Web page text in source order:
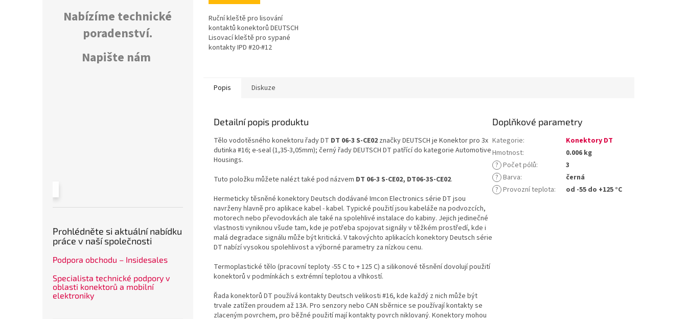
Nabízíme technické
poradenství.
Napište nám
Prohlédněte si aktuální nabídku
práce v naší společnosti
Podpora obchodu – Insidesales
Specialista technické podpory v
oblasti konektorů a mobilní
elektroniky
Ruční kleště pro lisování
kontaktů konektorů DEUTSCH
Lisovací kleště pro sypané
kontakty IPD #20-#12
Popis Diskuze
Detailní popis produktu
Tělo vodotěsného konektoru řady DT DT 06-3 S-CE02 značky DEUTSCH je Konektor pro 3x
dutinka #16; e-seal (1,35-3,05mm); černý řady DEUTSCH DT patřící do kategorie Automotive
Housings.
Tuto položku můžete nalézt také pod názvem DT 06-3 S-CE02, DT06-3S-CE02.
Hermeticky těsněné konektory Deutsch dodávané Imcon Electronics série DT jsou
navrženy hlavně pro aplikace kabel - kabel. Typické použití jsou kabeláže na podvozcích,
motorech nebo převodovkách ale také na spolehlivé instalace do kabiny. Jejich jedinečné
vlastnosti vyniknou všude tam, kde je potřeba spojovat signály v těžkém prostředí, kde i
malá degradace signálu může být kritická. V takovýchto aplikacích konektory Deutsch série
DT nabízí vysokou spolehlivost a výborné parametry za nízkou cenu.
Termoplastické tělo (pracovní teploty -55 C to + 125 C) a silikonové těsnění dovolují použití
konektorů v podmínkách s extrémní teplotou a vlhkostí.
Řada konektorů DT používá kontakty Deutsch velikosti #16, kde každý z nich může být
trvale zatížen proudem až 13A. Pro senzory nebo CAN sběrnice se používají kontakty se
zlaceným povrchem, pro běžné použití mají kontakty povrch niklovaný. Konektory mohou
Doplňkové parametry
Kategorie:
Konektory DT
Hmotnost:
0.006 kg
? Počet pólů:
3
? Barva:
černá
? Provozní teplota: od -55 do +125 °C